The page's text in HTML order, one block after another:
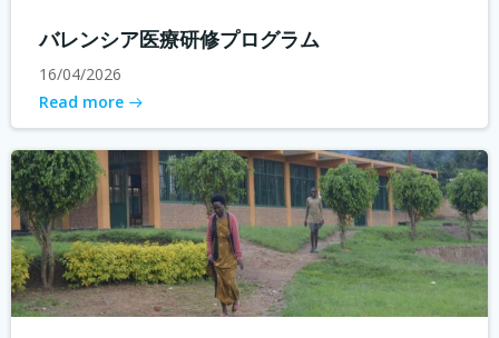
バレンシア医療研修プログラム
16/04/2026
Read more